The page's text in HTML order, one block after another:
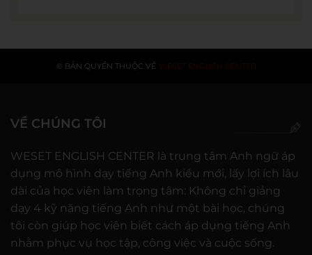
© BẢN QUYỀN THUỘC VỀ WESET ENGLISH CENTER
VỀ CHÚNG TÔI
WESET ENGLISH CENTER là trung tâm Anh ngữ áp
dụng mô hình dạy tiếng Anh kiểu mới, lấy lợi ích lâu
dài của học viên làm trọng tâm: Không chỉ giảng
dạy 4 kỹ năng tiếng Anh như một bài học, chúng
tôi còn giúp học viên biết cách áp dụng tiếng Anh
nhằm phục vụ học tập, công việc và cuộc sống.